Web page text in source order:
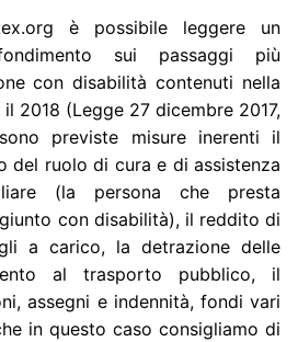
è possibile leggere un
sui passaggi più
con disabilità contenuti nella
2018 (Legge 27 dicembre 2017,
previste misure inerenti il
del ruolo di cura e di assistenza
(la persona che presta
con disabilità), il reddito di
a carico, la detrazione delle
al trasporto pubblico, il
assegni e indennità, fondi vari
in questo caso consigliamo di